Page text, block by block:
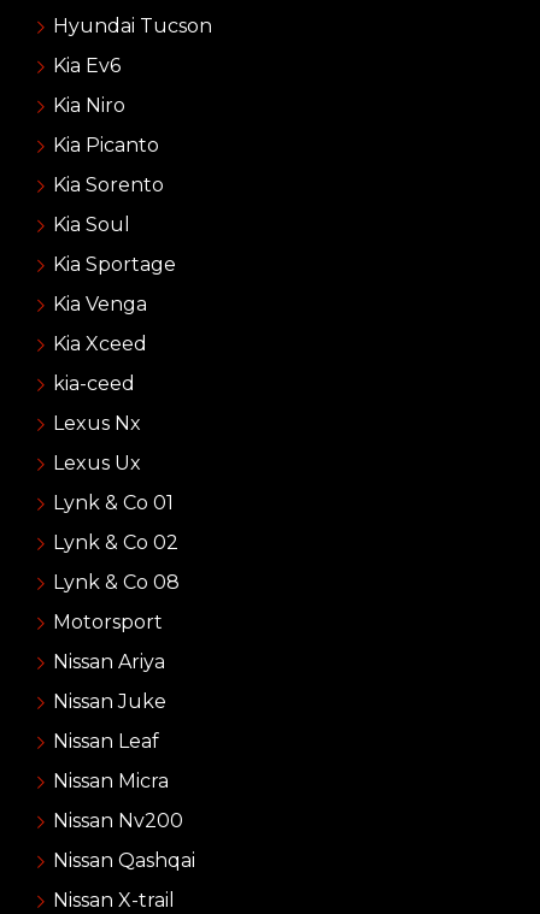
Hyundai Tucson
Kia Ev6
Kia Niro
Kia Picanto
Kia Sorento
Kia Soul
Kia Sportage
Kia Venga
Kia Xceed
kia-ceed
Lexus Nx
Lexus Ux
Lynk & Co 01
Lynk & Co 02
Lynk & Co 08
Motorsport
Nissan Ariya
Nissan Juke
Nissan Leaf
Nissan Micra
Nissan Nv200
Nissan Qashqai
Nissan X-trail